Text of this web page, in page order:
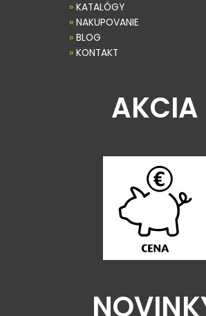
» KATALÓGY
» NAKUPOVANIE
» BLOG
» KONTAKT
AKCIA